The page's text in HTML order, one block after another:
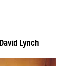
Lynch